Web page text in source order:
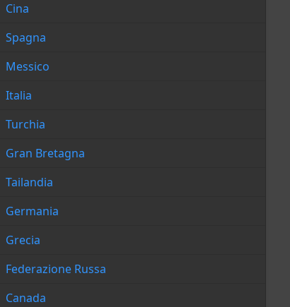
Cina
Spagna
Messico
Italia
Turchia
Gran Bretagna
Tailandia
Germania
Grecia
Federazione Russa
Canada